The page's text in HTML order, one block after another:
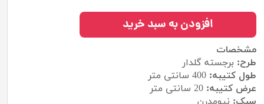
مشخصات
طرح: برجسته گلدار
طول کتیبه:
سانتی متر
عرض کتیبه: 20 سانتی متر
افزودن به سبد خرید